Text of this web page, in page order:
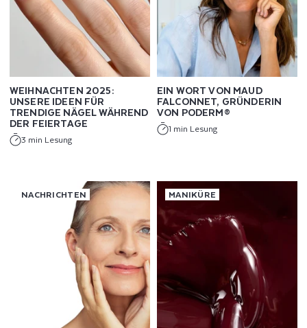
WEIHNACHTEN 2025:
UNSERE IDEEN FÜR
TRENDIGE NÄGEL WÄHREND
DER FEIERTAGE
3 min Lesung
EIN WORT VON MAUD
FALCONNET, GRÜNDERIN
VON PODERM®
1 min Lesung
NACHRICHTEN MANIKÜRE